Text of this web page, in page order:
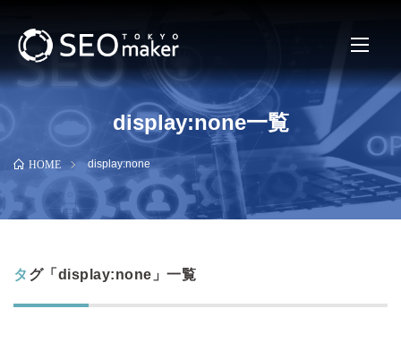
display:none一覧
HOME display:none
タグ「display:none」一覧